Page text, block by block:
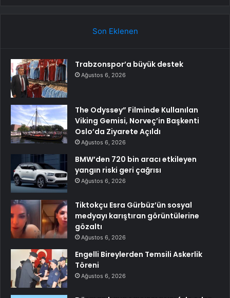
Son Eklenen
Trabzonspor’a büyük destek
Ağustos 6, 2026
The Odyssey” Filminde Kullanılan
Viking Gemisi, Norveç’in Başkenti
Oslo’da Ziyarete Açıldı
Ağustos 6, 2026
BMW’den 720 bin aracı etkileyen
yangın riski geri çağrısı
Ağustos 6, 2026
Tiktokçu Esra Gürbüz’ün sosyal
medyayı karıştıran görüntülerine
gözaltı
Ağustos 6, 2026
Engelli Bireylerden Temsili Askerlik
Töreni
Ağustos 6, 2026